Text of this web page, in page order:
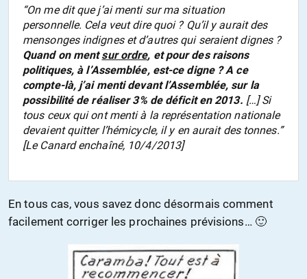
“On me dit que j’ai menti sur ma situation
personnelle. Cela veut dire quoi ? Qu’il y aurait des
mensonges indignes et d’autres qui seraient dignes ?
Quand on mentsur ordre, et pour des raisons
politiques, à l’Assemblée, est-ce digne ? A ce
compte-là, j’ai menti devant l’Assemblée, sur la
possibilité de réaliser 3% de déficit en 2013. […] Si
tous ceux qui ont menti à la représentation nationale
devaient quitter l’hémicycle, il y en aurait des tonnes.”
[Le Canard enchaîné, 10/4/2013]
En tous cas, vous savez donc désormais comment
facilement corriger les prochaines prévisions… 🙂